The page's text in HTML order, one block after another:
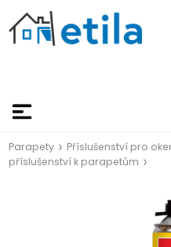
Parapety Příslušenství pro
příslušenství k parapetům